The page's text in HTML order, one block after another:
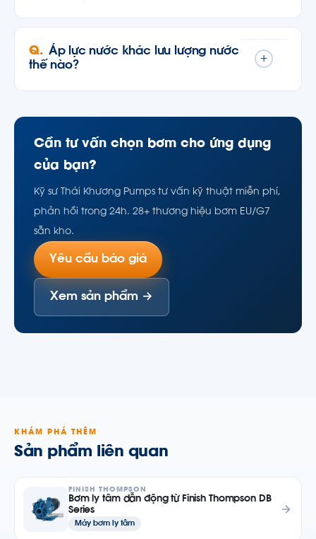
Áp lực nước khác lưu lượng nước
thế nào?
+
Cần tư vấn chọn bơm cho ứng dụng
của bạn?
Kỹ sư Thái Khương Pumps tư vấn kỹ thuật miễn phí,
phản hồi trong 24h. 28+ thương hiệu bơm EU/G7
sẵn kho.
Yêu cầu báo giá
Xem sản phẩm →
KHÁM PHÁ THÊM
Sản phẩm liên quan
FINISH THOMPSON
Bơm ly tâm dẫn động từ Finish Thompson DB
Series
Máy bơm ly tâm